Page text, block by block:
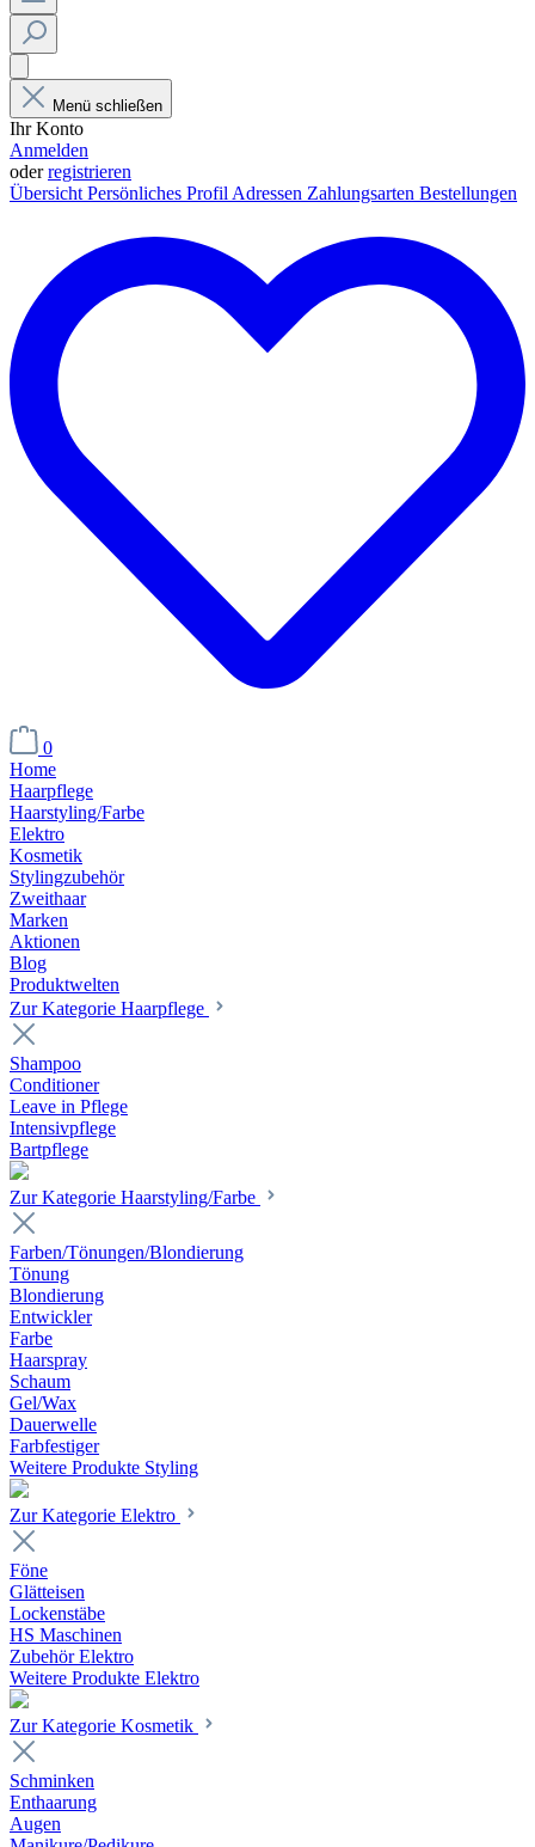
Menü schließen
Ihr Konto
Anmelden
oderregistrieren
Übersicht Persönliches Profil Adressen Zahlungsarten Bestellungen
0
Home
Haarpflege
Haarstyling/Farbe
Elektro
Kosmetik
Stylingzubehör
Zweithaar
Marken
Aktionen
Blog
Produktwelten
Zur Kategorie Haarpflege
Shampoo
Conditioner
Leave in Pflege
Intensivpflege
Bartpflege
Zur Kategorie Haarstyling/Farbe
Farben/Tönungen/Blondierung
Tönung
Blondierung
Entwickler
Farbe
Haarspray
Schaum
Gel/Wax
Dauerwelle
Farbfestiger
Weitere Produkte Styling
Zur Kategorie Elektro
Föne
Glätteisen
Lockenstäbe
HS Maschinen
Zubehör Elektro
Weitere Produkte Elektro
Zur Kategorie Kosmetik
Schminken
Enthaarung
Augen